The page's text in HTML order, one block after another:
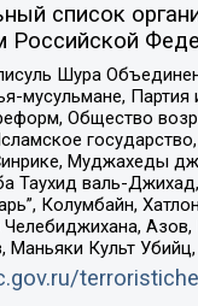
список
Российской
Шура
мусульмане,
Общество
Муджахеды
Таухид валь-
Колумбайн,
Маньяки Культ